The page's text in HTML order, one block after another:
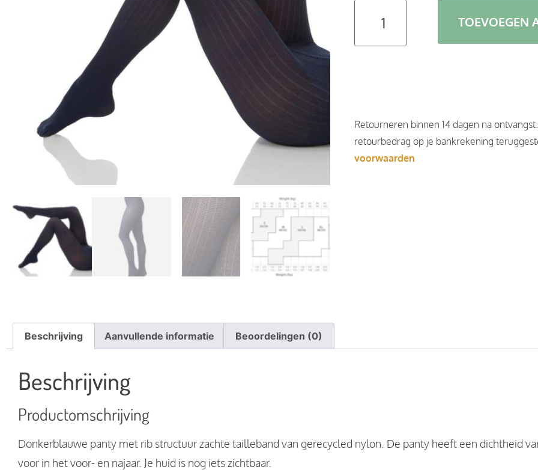
TOEVOEGEN
Retourneren binnen 14 dagen na
retourbedrag op je bankrekening
voorwaarden
Beschrijving Aanvullende informatie Beoordelingen (0)
Beschrijving
Productomschrijving
Donkerblauwe panty met rib structuur zachte tailleband van gerecycled nylon. De panty heeft een dichtheid
voor in het voor- en najaar. Je huid is nog iets zichtbaar.